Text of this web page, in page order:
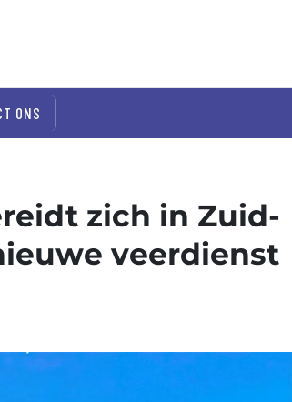
ONS
zich in Zuid-
veerdienst